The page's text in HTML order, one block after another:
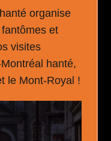
organise
et
visites
hanté,
le Mont-Royal !